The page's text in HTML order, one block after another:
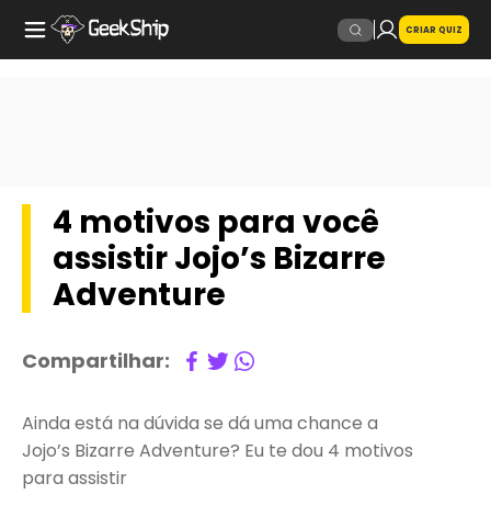
CRIAR QUIZ
4 motivos para você
assistir Jojo’s Bizarre
Adventure
Compartilhar:
Ainda está na dúvida se dá uma chance a
Jojo’s Bizarre Adventure? Eu te dou 4 motivos
para assistir